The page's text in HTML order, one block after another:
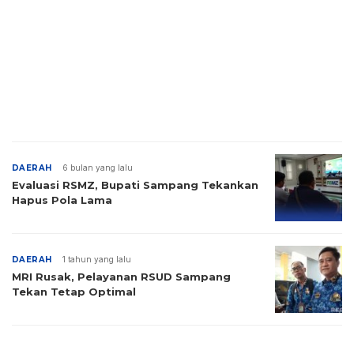
DAERAH 6 bulan yang lalu
Evaluasi RSMZ, Bupati Sampang Tekankan
Hapus Pola Lama
DAERAH 1 tahun yang lalu
MRI Rusak, Pelayanan RSUD Sampang
Tekan Tetap Optimal